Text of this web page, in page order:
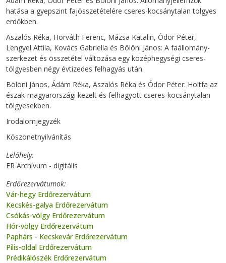
hatása a gyepszint fajösszetételére cseres-kocsánytalan tölgyes
erdőkben.
Aszalós Réka, Horváth Ferenc, Mázsa Katalin, Ódor Péter,
Lengyel Attila, Kovács Gabriella és Bölöni János: A faállomány-
szerkezet és összetétel változása egy középhegységi cseres-
tölgyesben négy évtizedes felhagyás után.
Bölöni János, Ádám Réka, Aszalós Réka és Ódor Péter: Holtfa az
észak-magyarországi kezelt és felhagyott cseres-kocsánytalan
tölgyesekben.
Irodalomjegyzék
Köszönetnyilvánítás
Lelőhely
ER Archívum - digitális
Erdőrezervátumok
Vár-hegy Erdőrezervátum
Kecskés-galya Erdőrezervátum
Csókás-völgy Erdőrezervátum
Hór-völgy Erdőrezervátum
Paphárs - Kecskevár Erdőrezervátum
Pilis-oldal Erdőrezervátum
Prédikálószék Erdőrezervátum